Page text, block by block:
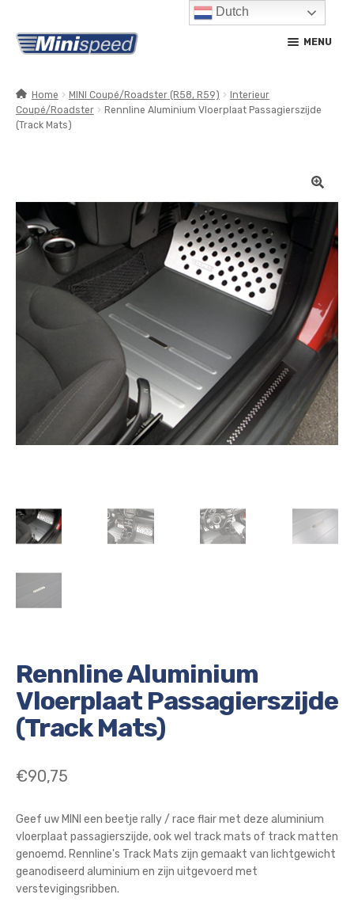
Ga
door
navigatie
Ga
naar
inhoud
MENU
PRODUCTEN
MIJN ACCOUNT
Home MINI Coupé/Roadster (R58, R59)
Interieur
Coupé/Roadster
Rennline Aluminium Vloerplaat Passagierszijde
(Track Mats)
Rennline Aluminium
Vloerplaat Passagierszijde
(Track Mats)
€90,75
Geef uw MINI een beetje rally / race flair met deze aluminium
vloerplaat passagierszijde, ook wel track mats of track matten
genoemd. Rennline's Track Mats zijn gemaakt van lichtgewicht
geanodiseerd aluminium en zijn uitgevoerd met
verstevigingsribben.
Dutch